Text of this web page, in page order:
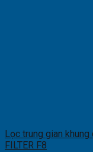
Lọc trung gian
FILTER F8